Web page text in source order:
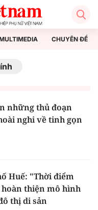
CHUYÊN ĐỀ
những thủ đoạn
nghi về tinh gọn
Huế: "Thời điểm
thiện mô hình
thị di sản